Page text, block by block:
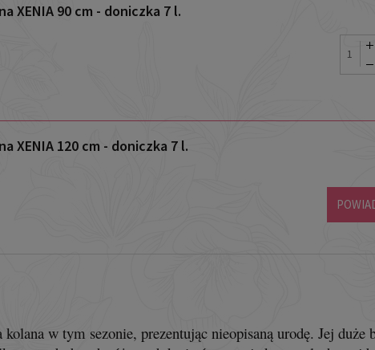
kolana w tym sezonie, prezentując nieopisaną urodę. Jej duże
XENIA 90 cm - doniczka 7 l.
XENIA 120 cm - doniczka 7 l.